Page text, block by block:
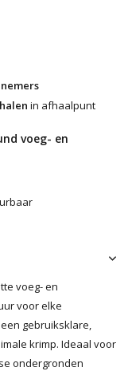
in afhaalpunt
voeg- en
voeg- en
voor elke
gebruiksklare,
krimp. Ideaal voor
ondergronden